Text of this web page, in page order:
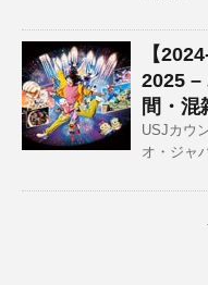
【
2025 –
間・混
USJカウ
オ・ジャ